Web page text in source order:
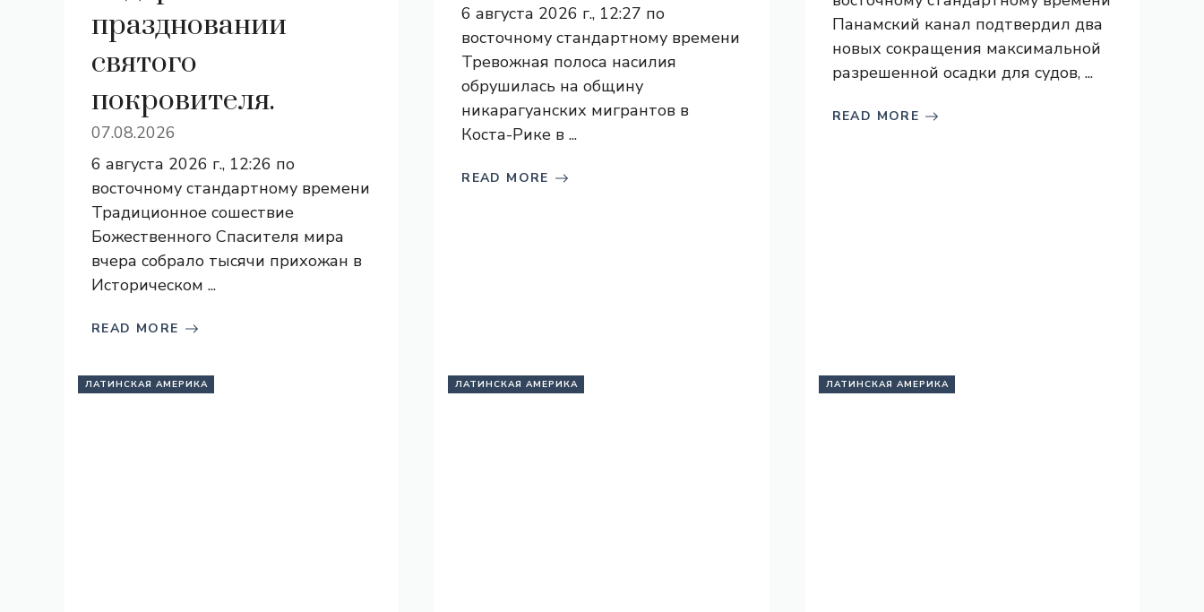
праздновании
святого
покровителя.
07.08.2026
6 августа 2026 г., 12:26 по
восточному стандартному времени
Традиционное сошествие
Божественного Спасителя мира
вчера собрало тысячи прихожан в
Историческом ...
READ MORE
6 августа 2026 г., 12:27 по
восточному стандартному времени
Тревожная полоса насилия
обрушилась на общину
никарагуанских мигрантов в
Коста-Рике в ...
READ MORE
Панамский канал подтвердил два
новых сокращения максимальной
разрешенной осадки для судов, ...
READ MORE
ЛАТИНСКАЯ АМЕРИКА ЛАТИНСКАЯ АМЕРИКА ЛАТИНСКАЯ АМЕРИКА